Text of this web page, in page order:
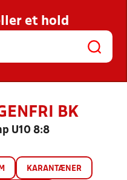
KLUBBER OG
et hold
BK
U10 8:8
KARANTÆNER